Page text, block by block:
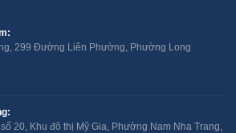
mang đến vẻ đẹp sang trọng và tinh tế
299 Đường Liên Phường, Phường Long
20, Khu đô thị Mỹ Gia, Phường Nam Nha Trang,